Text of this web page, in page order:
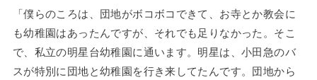
「僕らのころは、団地がボコボコできて、お寺とか教会に
も幼稚園はあったんですが、それでも足りなかった。そこ
で、私立の明星台幼稚園に通います。明星は、小田急のバ
スが特別に団地と幼稚園を行き来してたんです。団地から